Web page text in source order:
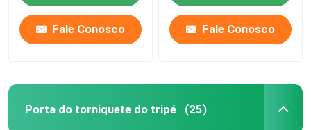
Fale Conosco Fale Conosco
Porta do torniquete do tripé (25)